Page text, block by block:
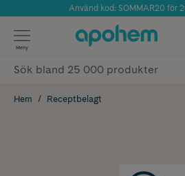
Årets Butik 2025 inom
Använd kod: SOMMAR20 för
✓ Fri frakt
✓ Poäng på alla
Meny
Hem Receptbelagt